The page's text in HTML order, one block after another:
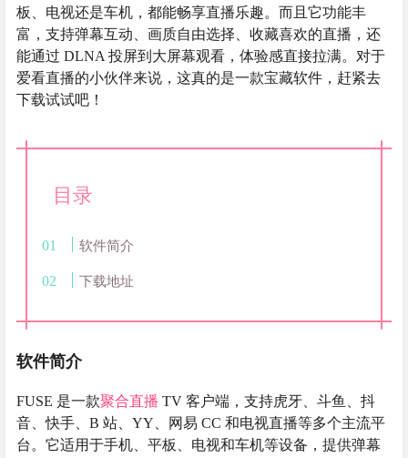
板、电视还是车机，都能畅享直播乐趣。而且它功能丰
富，支持弹幕互动、画质自由选择、收藏喜欢的直播，还
能通过 DLNA 投屏到大屏幕观看，体验感直接拉满。对于
爱看直播的小伙伴来说，这真的是一款宝藏软件，赶紧去
下载试试吧！
目录
软件简介
下载地址
软件简介
FUSE 是一款聚合直播 TV 客户端，支持虎牙、斗鱼、抖
音、快手、B 站、YY、网易 CC 和电视直播等多个主流平
台。它适用于手机、平板、电视和车机等设备，提供弹幕